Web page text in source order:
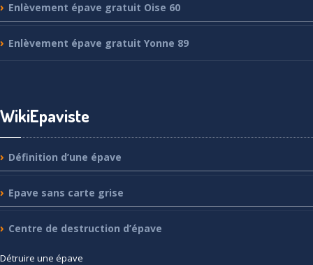
Enlèvement épave gratuit Oise 60
Enlèvement épave gratuit Yonne 89
WikiEpaviste
Définition d’une épave
Epave sans carte grise
Centre de destruction d’épave
Détruire une épave